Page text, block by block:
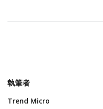
執筆者
Trend Micro